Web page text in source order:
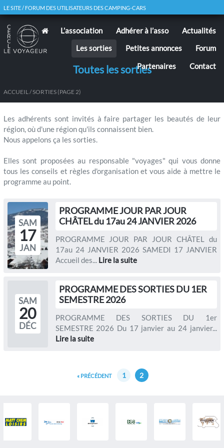
LE SITE / FORUM DES UTILISATEURS DES CAMPING-CARS
L’association Adhérer à l’asso
Actualités
Les sorties
Petites annonces
Forum
Partenaires
Contact
Toutes les sorties
ACCUEIL /SORTIES (PAGE 2)
Les adhérents sont invités à faire partager les beautés de leur
région, où d'une région qu'ils connaissent bien.
Nous appelons ça les sorties.
Elles sont proposées au responsable "voyages" qui vous donne
tous les conseils et règles d'organisation et vous aide à mettre le
programme au point.
SAM
17
JAN
PROGRAMME JOUR PAR JOUR
CHÂTEL du 17au 24 JANVIER 2026
PROGRAMME JOUR PAR JOUR CHÂTEL du
17au 24 JANVIER 2026 SAMEDI 17 JANVIER
Accueil des... Lire la suite
SAM
20
DÉC
PROGRAMME DES SORTIES DU 1ER
SEMESTRE 2026
PROGRAMME DES SORTIES DU 1er
SEMESTRE 2026 Du 17 janvier au 24 janvier...
Lire la suite
« PRÉCÉDENT 1 2